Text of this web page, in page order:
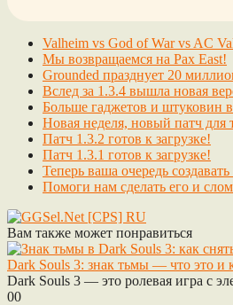
Valheim vs God of War vs AC
Мы возвращаемся на Pax East!
Grounded празднует 20
Вслед за 1.3.4 вышла новая
Больше гаджетов и штуковин
Новая неделя, новый патч для
Патч 1.3.2 готов к загрузке!
Патч 1.3.1 готов к загрузке!
Теперь ваша очередь
Помоги нам сделать его и
Вам также может понравиться
Dark Souls 3: знак тьмы — что это и
Dark Souls 3 — это ролевая игра с
00